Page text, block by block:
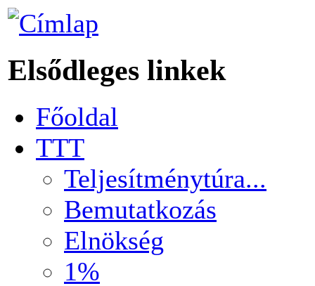
Elsődleges linkek
Főoldal
TTT
Teljesítménytúra...
Bemutatkozás
Elnökség
1%